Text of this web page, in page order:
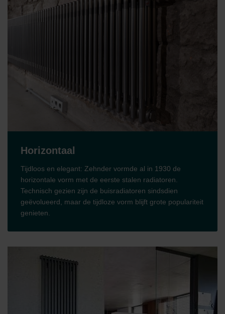
Horizontaal
Tijdloos en elegant: Zehnder vormde al in 1930 de
horizontale vorm met de eerste stalen radiatoren.
Technisch gezien zijn de buisradiatoren sindsdien
geëvolueerd, maar de tijdloze vorm blijft grote populariteit
genieten.